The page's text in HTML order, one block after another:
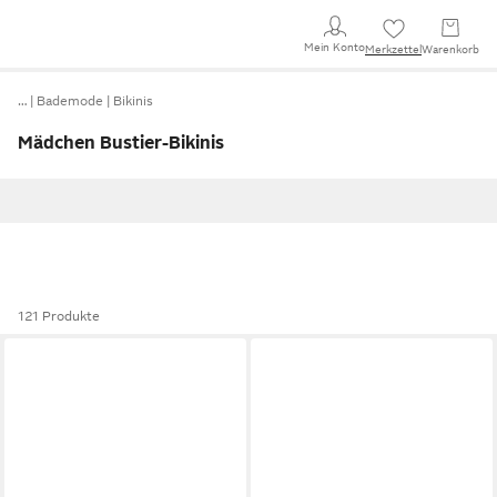
Mein KontoMerkzettel Warenkorb
… Bademode Bikinis
Mädchen Bustier-Bikinis
121 Produkte